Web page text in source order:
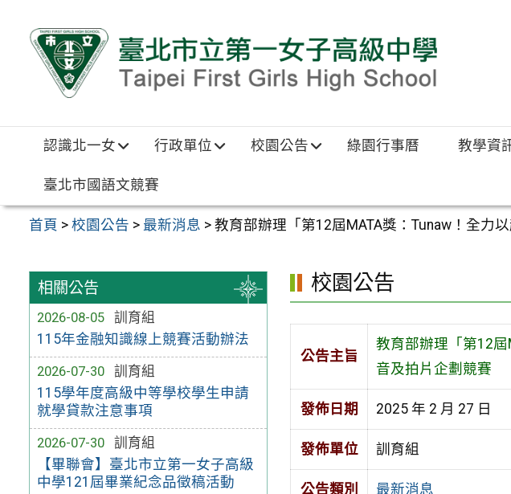
認識北一女 行政單位 校園公告 綠園行事曆 教學資
臺北市國語文競賽
首頁 >校園公告 > 最新消息 >教育部辦理「第12屆MATA獎：Tunaw！全力
相關公告
2026-08-05
訓育組
115年金融知識線上競賽活動辦法
2026-07-30
訓育組
115學年度高級中等學校學生申請
就學貸款注意事項
2026-07-30
訓育組
【畢聯會】臺北市立第一女子高級
中學121屆畢業紀念品徵稿活動
校園公告
公告主旨
教育部辦理「第12
音及拍片企劃競賽
發佈日期 2025 年 2 月 27 日
發佈單位 訓育組
公告類別 最新消息